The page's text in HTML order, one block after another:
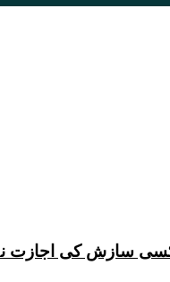
سازش کی اجازت